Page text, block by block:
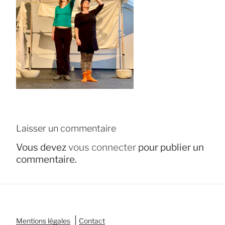
Laisser un commentaire
Vous devezvous connecter pour publier un
commentaire.
Mentions légales Contact